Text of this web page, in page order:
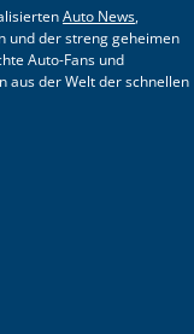
Auto News,
und der streng geheimen
Auto-Fans und
aus der Welt der schnellen